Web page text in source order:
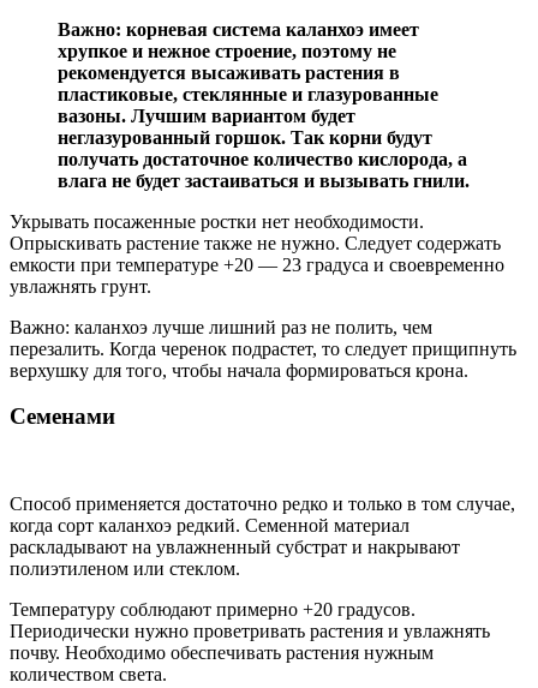
Важно: корневая система каланхоэ имеет
хрупкое и нежное строение, поэтому не
рекомендуется высаживать растения в
пластиковые, стеклянные и глазурованные
вазоны. Лучшим вариантом будет
неглазурованный горшок. Так корни будут
получать достаточное количество кислорода, а
влага не будет застаиваться и вызывать гнили.
Укрывать посаженные ростки нет необходимости.
Опрыскивать растение также не нужно. Следует содержать
емкости при температуре +20 — 23 градуса и своевременно
увлажнять грунт.
Важно: каланхоэ лучше лишний раз не полить, чем
перезалить. Когда черенок подрастет, то следует прищипнуть
верхушку для того, чтобы начала формироваться крона.
Семенами
Способ применяется достаточно редко и только в том случае,
когда сорт каланхоэ редкий. Семенной материал
раскладывают на увлажненный субстрат и накрывают
полиэтиленом или стеклом.
Температуру соблюдают примерно +20 градусов.
Периодически нужно проветривать растения и увлажнять
почву. Необходимо обеспечивать растения нужным
количеством света.